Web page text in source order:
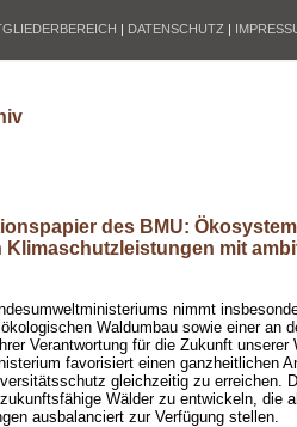
| DATENSCHUTZ |
des BMU:
Klimaschutzleistungen mit
nimmt
Waldumbau sowie einer an
Verantwortung für die Zukunft unserer
favorisiert einen ganzheitlichen
gleichzeitig zu erreichen.
Wälder zu entwickeln, die
ausbalanciert zur Verfügung stellen.